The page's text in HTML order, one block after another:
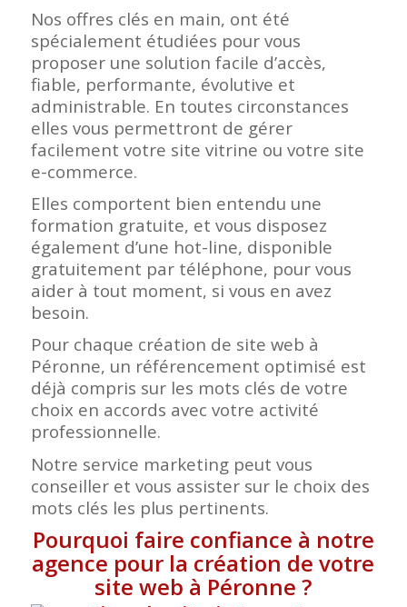
Nos offres clés en main, ont été
spécialement étudiées pour vous
proposer une solution facile d’accès,
fiable, performante, évolutive et
administrable. En toutes circonstances
elles vous permettront de gérer
facilement votre site vitrine ou votre site
e-commerce.
Elles comportent bien entendu une
formation gratuite, et vous disposez
également d’une hot-line, disponible
gratuitement par téléphone, pour vous
aider à tout moment, si vous en avez
besoin.
Pour chaque création de site web à
Péronne, un référencement optimisé est
déjà compris sur les mots clés de votre
choix en accords avec votre activité
professionnelle.
Notre service marketing peut vous
conseiller et vous assister sur le choix des
mots clés les plus pertinents.
Pourquoi faire confiance à notre
agence pour la création de votre
site web à Péronne ?